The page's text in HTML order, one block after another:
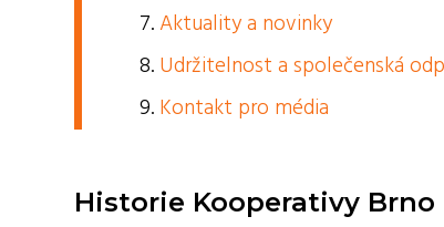
Aktuality a novinky
Udržitelnost a společenská
Kontakt pro média
Historie Kooperativy Brno